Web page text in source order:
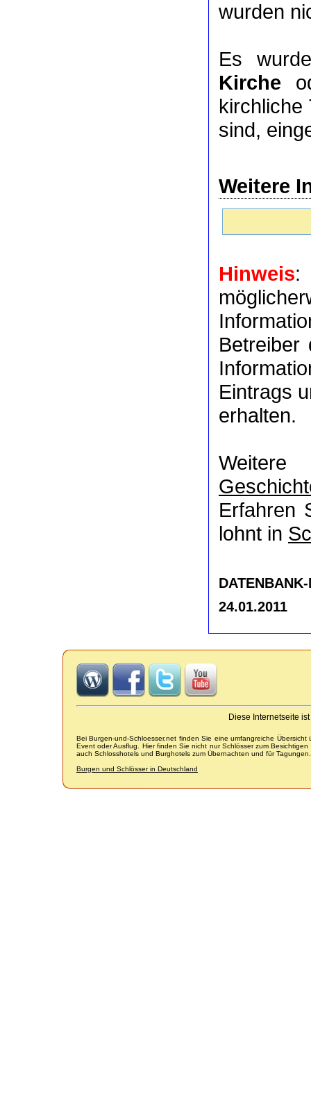
wurden
Es
Kirche
kirchliche
sind,
Weitere
Hinweis:
Eintrags
erhalten.
Erfahren
lohnt in
24.01.2011
Diese Internetseite
Bei Burgen-und-Schloesser.net finden Sie eine umfangreiche
Event oder Ausflug. Hier finden Sie nicht nur Schlösser zum
auch Schlosshotels und Burghotels zum Übernachten und für Tagungen.
Burgen und Schlösser in Deutschland